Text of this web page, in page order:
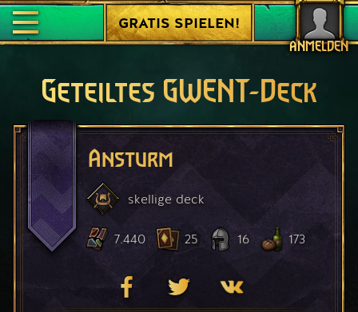
ANMELDEN
GRATIS SPIELEN!
Geteiltes GWENT-Deck
Ansturm
skellige deck
7.440 25 16 173